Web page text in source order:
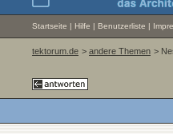
Startseite | Hilfe | Benutzerliste |
tektorum.de > andere Themen >